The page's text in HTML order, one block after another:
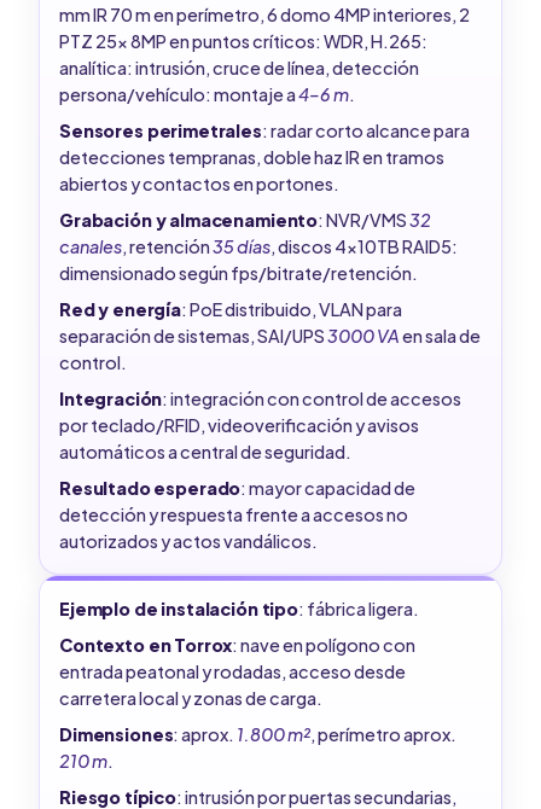
mm IR 70 m en perímetro, 6 domo 4MP interiores, 2
PTZ 25x 8MP en puntos críticos: WDR, H.265:
analítica: intrusión, cruce de línea, detección
persona/vehículo: montaje a4–6 m.
Sensores perimetrales: radar corto alcance para
detecciones tempranas, doble haz IR en tramos
abiertos y contactos en portones.
Grabación y almacenamiento: NVR/VMS32
canales, retención35 días, discos 4x10TB RAID5:
dimensionado según fps/bitrate/retención.
Red y energía: PoE distribuido, VLAN para
separación de sistemas, SAI/UPS3000 VAen sala de
control.
Integración: integración con control de accesos
por teclado/RFID, videoverificación y avisos
automáticos a central de seguridad.
Resultado esperado: mayor capacidad de
detección y respuesta frente a accesos no
autorizados y actos vandálicos.
Ejemplo de instalación tipo: fábrica ligera.
Contexto en Torrox: nave en polígono con
entrada peatonal y rodadas, acceso desde
carretera local y zonas de carga.
Dimensiones: aprox. 1.800 m², perímetro aprox.
210 m.
Riesgo típico: intrusión por puertas secundarias,